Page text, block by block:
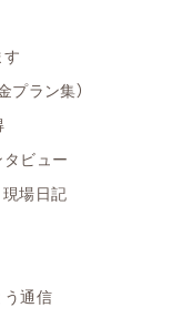
プラン集）
ビュー
現場日記
通信